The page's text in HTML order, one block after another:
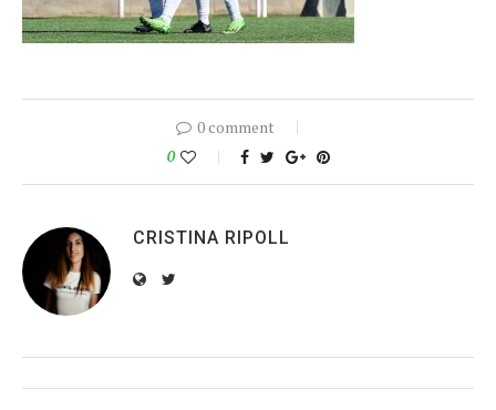
0 comment
0
CRISTINA RIPOLL